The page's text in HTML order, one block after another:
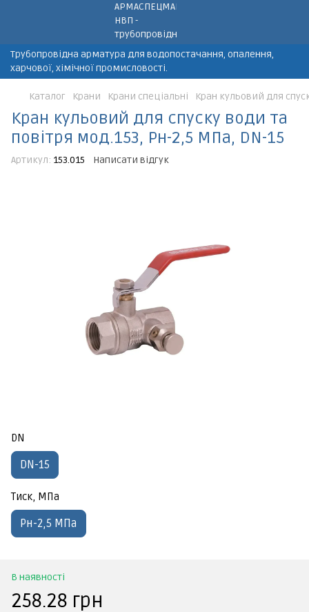
Трубопровідна арматура для водопостачання, опалення,
харчової, хімічної промисловості.
Каталог Крани Крани спеціальні Кран кульовий для
Кран кульовий для спуску води та
повітря мод.153, Рн-2,5 МПа, DN-15
Артикул: 153.015 Написати відгук
DN
DN-15
Тиск, МПа
Рн-2,5 МПа
В наявності
258.28 грн